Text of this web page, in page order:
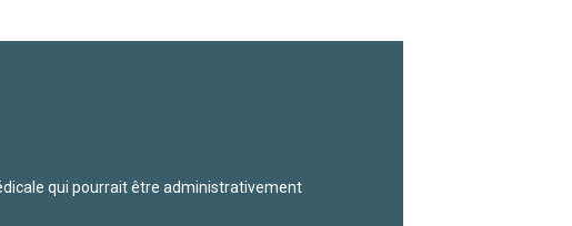
qui pourrait être administrativement